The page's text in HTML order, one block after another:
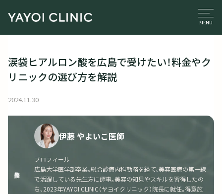
涙袋ヒアルロン酸を広島で受けたい！料金やク
リニックの選び方を解説
2024.11.30
伊藤 やよいこ医師
プロフィール
広島大学医学部卒業。総合診療内科勤務を経て、美容医療の第一線
で活躍している先生方に師事。美容の知見やスキルを習得したの
ち、2023年YAYOI CLINIC（ヤヨイクリニック）院長に就任。得意施